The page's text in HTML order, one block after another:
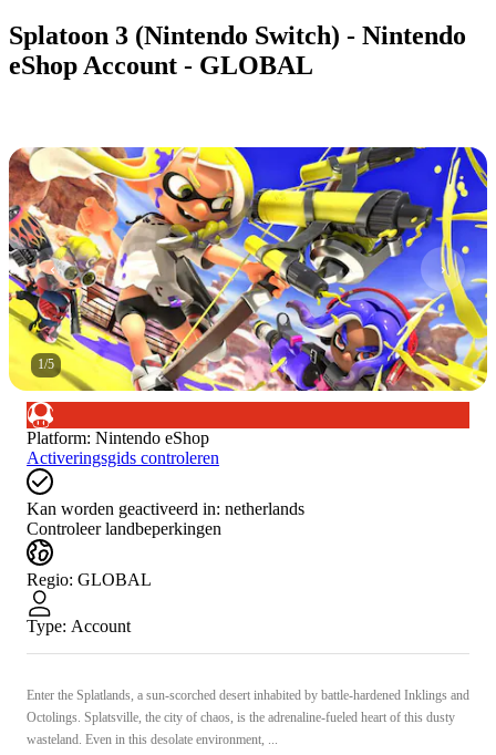
Splatoon 3 (Nintendo Switch) - Nintendo
eShop Account - GLOBAL
1/5
Platform: Nintendo eShop
Activeringsgids controleren
Kan worden geactiveerd in: netherlands
Controleer landbeperkingen
Regio: GLOBAL
Type: Account
Enter the Splatlands, a sun-scorched desert inhabited by battle-hardened Inklings and
Octolings. Splatsville, the city of chaos, is the adrenaline-fueled heart of this dusty
wasteland. Even in this desolate environment, ...